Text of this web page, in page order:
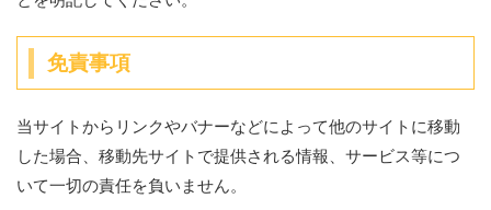
免責事項
当サイトからリンクやバナーなどによって他のサイトに移動
した場合、移動先サイトで提供される情報、サービス等につ
いて一切の責任を負いません。